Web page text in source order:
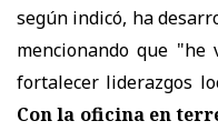
según indicó, ha
mencionando que "he
fortalecer liderazgos
Con la oficina en